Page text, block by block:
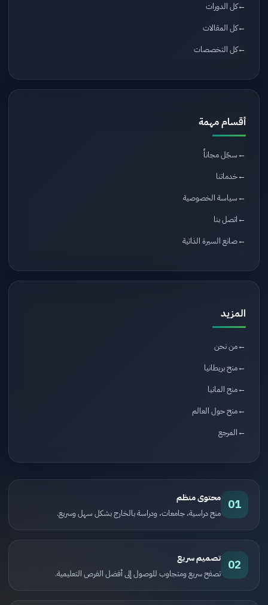
كل الدورات
كل المقالات
كل التخصصات
أقسام مهمة
سجّل مجاناً
خدماتنا
سياسة الخصوصية
اتصل بنا
صانع السيرة الذاتية
المزيد
من نحن
منح بريطانيا
منح المانيا
منح حول العالم
المرجع
01 محتوى منظم
منح دراسية، جامعات، ودراسة بالخارج بشكل سهل وسريع.
02 تصميم سريع
تصفح سريع ومتجاوب للوصول إلى أفضل الفرص التعليمية.